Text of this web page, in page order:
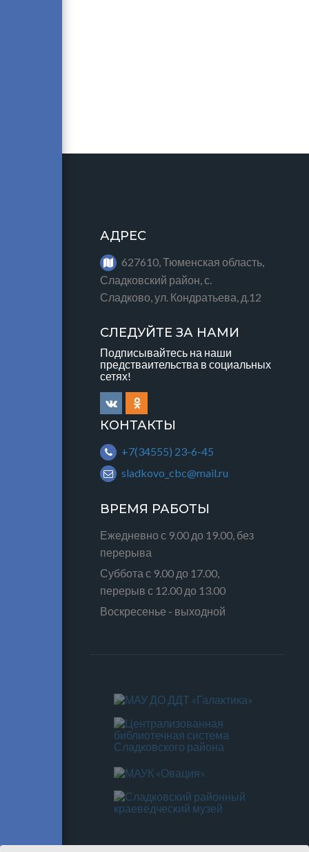
АДРЕС
627610, Тюменская область,
Сладковский район, с.
Сладково, ул. Кондратьева, д.12
СЛЕДУЙТЕ ЗА НАМИ
Подписывайтесь на наши
предстваительства в социальных
сетях!
КОНТАКТЫ
+7(34555) 23-6-45
sladkovo_cbc@mail.ru
ВРЕМЯ РАБОТЫ
Ежедневно с 9.00 до 19.00, без
перерыва
Суббота с 9.00 до 17.00,
перерыв с 12.00 до 13.00
Воскресенье - выходной